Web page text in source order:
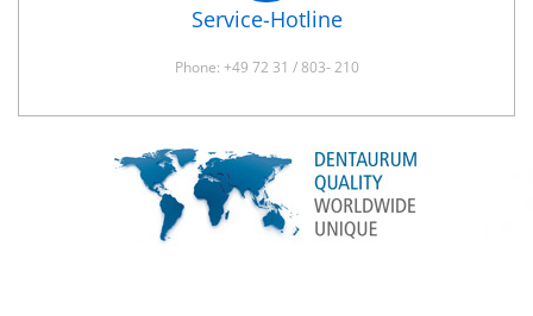
Service-Hotline
Phone: +49 72 31 / 803- 210